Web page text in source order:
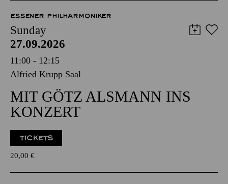
ESSENER PHILHARMONIKER
Sunday
27.09.2026
11:00 - 12:15
Alfried Krupp Saal
MIT GÖTZ ALSMANN INS
KONZERT
TICKETS
20,00 €